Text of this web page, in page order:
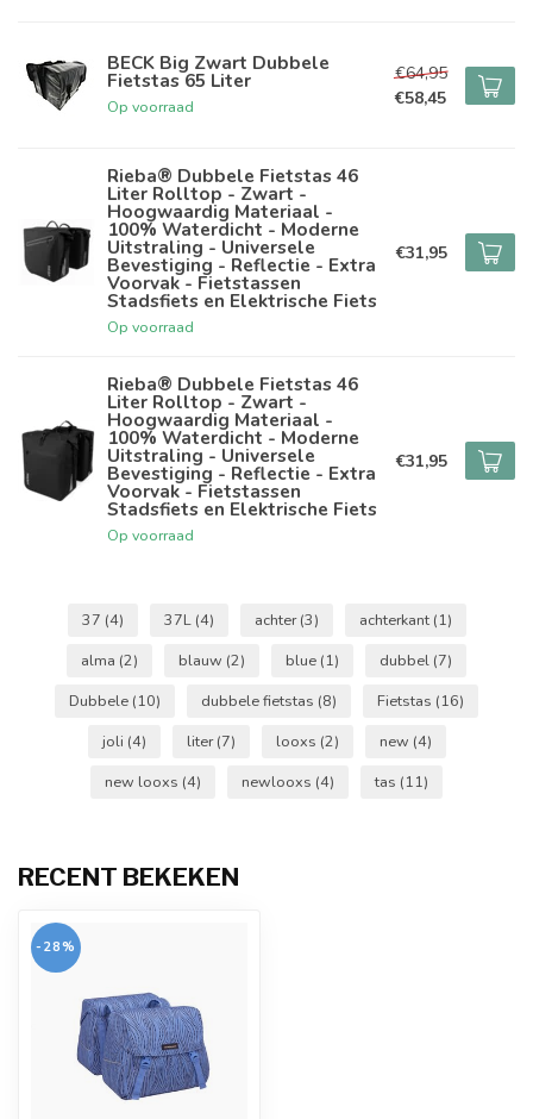
BECK Big Zwart Dubbele
Fietstas 65 Liter
Op voorraad
€64,95
€58,45
Rieba® Dubbele Fietstas 46
Liter Rolltop - Zwart -
Hoogwaardig Materiaal -
100% Waterdicht - Moderne
Uitstraling - Universele
Bevestiging - Reflectie - Extra
Voorvak - Fietstassen
Stadsfiets en Elektrische Fiets
Op voorraad
€31,95
Rieba® Dubbele Fietstas 46
Liter Rolltop - Zwart -
Hoogwaardig Materiaal -
100% Waterdicht - Moderne
Uitstraling - Universele
Bevestiging - Reflectie - Extra
Voorvak - Fietstassen
Stadsfiets en Elektrische Fiets
Op voorraad
€31,95
37 (4) 37L (4) achter(3) achterkant (1)
alma (2) blauw (2) blue (1) dubbel (7)
Dubbele (10) dubbele fietstas (8) Fietstas (16)
joli (4) liter(7) looxs (2) new (4)
new looxs (4) newlooxs (4) tas (11)
RECENT BEKEKEN
-28%